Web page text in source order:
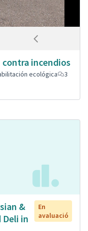
incendios
ecológica
3
&
Deli in
En
avaluació